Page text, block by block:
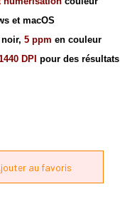
et macOS
noir,5 ppm en couleur
DPI pour des